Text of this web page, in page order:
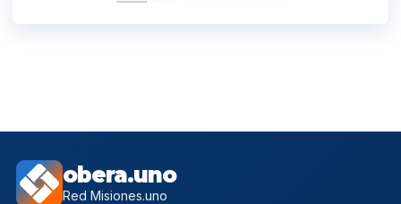
obera.uno
Red Misiones.uno